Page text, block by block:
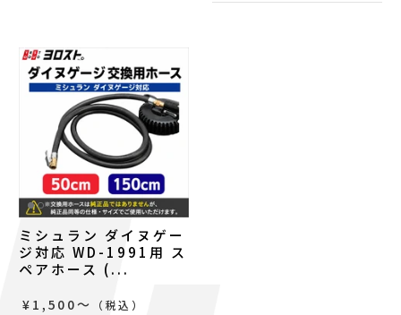
ミシュラン ダイヌゲー
ジ対応 WD-1991用 ス
ペアホース (...
¥1,500〜 （税込）